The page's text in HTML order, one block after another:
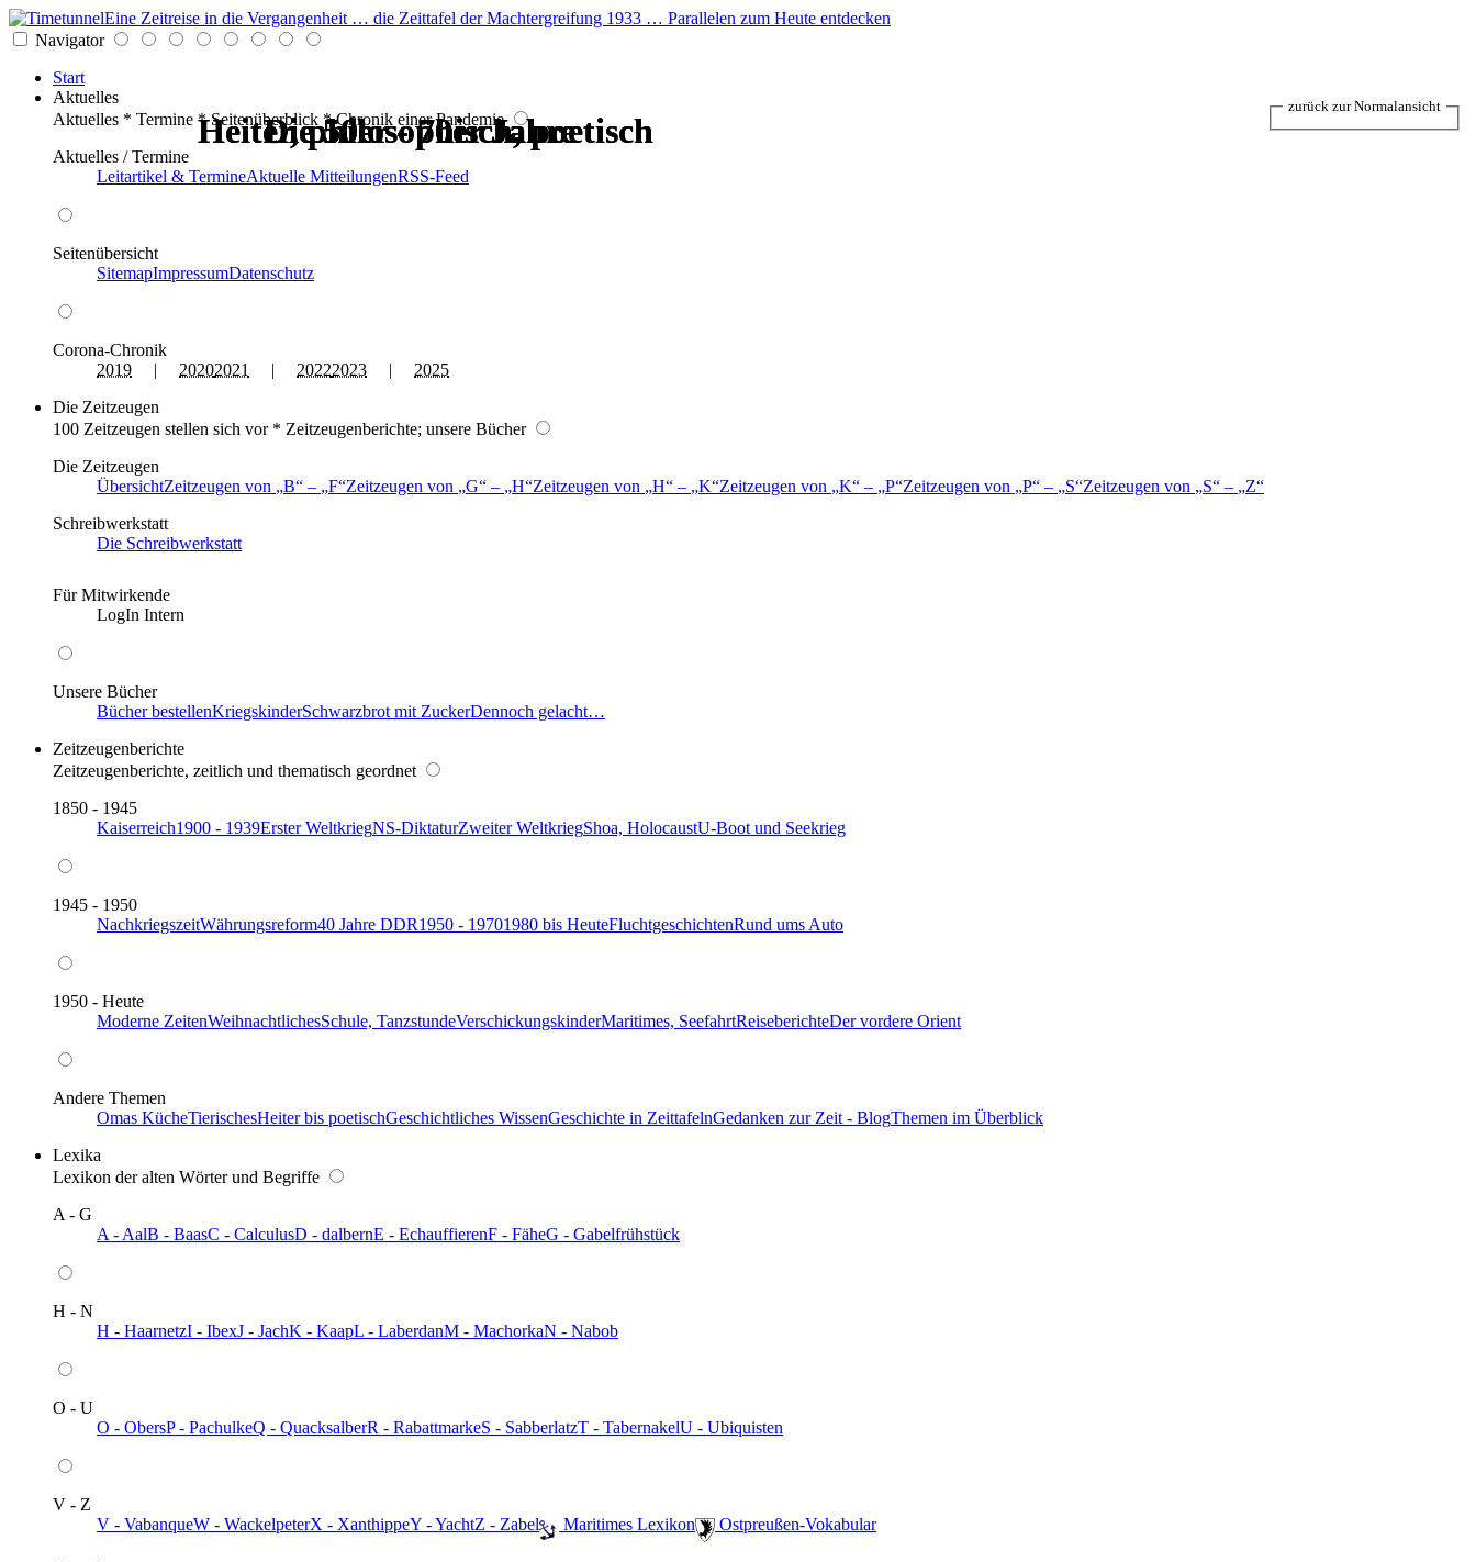
Eine Zeitreise in die Vergangenheit … die Zeittafel der Machtergreifung 1933 … Parallelen zum Heute entdecken
Navigator
Start
Aktuelles
Aktuelles * Termine * Seitenüberblick * Chronik einer Pandemie
Aktuelles / Termine
Leitartikel & TermineAktuelle MitteilungenRSS-Feed
Seitenübersicht
SitemapImpressumDatenschutz
Corona-Chronik
2019 | 20202021 | 20222023 | 2025
Die Zeitzeugen
100 Zeitzeugen stellen sich vor * Zeitzeugenberichte; unsere Bücher
Die Zeitzeugen
ÜbersichtZeitzeugen von B – F Zeitzeugen von G – H Zeitzeugen von H – K Zeitzeugen von K – P Zeitzeugen von P – S Zeitzeugen von S –
Z
Schreibwerkstatt
Die Schreibwerkstatt
Für Mitwirkende
LogIn Intern
Unsere Bücher
Bücher bestellenKriegskinderSchwarzbrot mit ZuckerDennoch gelacht…
Zeitzeugenberichte
Zeitzeugenberichte, zeitlich und thematisch geordnet
1850 - 1945
Kaiserreich1900 - 1939Erster WeltkriegNS-DiktaturZweiter WeltkriegShoa, HolocaustU-Boot und Seekrieg
1945 - 1950
NachkriegszeitWährungsreform40 Jahre DDR1950 - 19701980 bis HeuteFluchtgeschichtenRund ums Auto
1950 - Heute
Moderne ZeitenWeihnachtlichesSchule, TanzstundeVerschickungskinderMaritimes, SeefahrtReiseberichteDer vordere Orient
Andere Themen
Omas KücheTierischesHeiter bis poetischGeschichtliches WissenGeschichte in ZeittafelnGedanken zur Zeit - BlogThemen im Überblick
Lexika
Lexikon der alten Wörter und Begriffe
A - G
A - AalB - BaasC - CalculusD - dalbernE - EchauffierenF - FäheG - Gabelfrühstück
H - N
H - HaarnetzI - IbexJ - JachK - KaapL - LaberdanM - MachorkaN - Nabob
O - U
O - ObersP - PachulkeQ - QuacksalberR - RabattmarkeS - SabberlatzT - TabernakelU - Ubiquisten
V - Z
V - VabanqueW - WackelpeterX - XanthippeY - YachtZ - Zabel ️ Maritimes Lexikon ️ Ostpreußen-Vokabular
Die 50er - 70er Jahre
Heiter, philosophisch, poetisch
Die 50er - 70er Jahre
Die 50er - 70er Jahre
Heiter, philosophisch, poetisch
Die 50er - 70er Jahre
zurück zur Normalansicht